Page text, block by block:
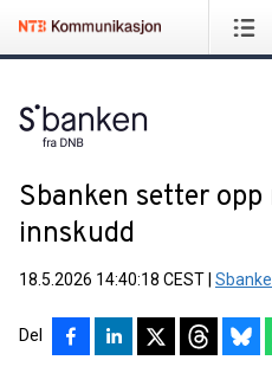
Sbanken setter
innskudd
18.5.2026 14:40:18 CEST
Del